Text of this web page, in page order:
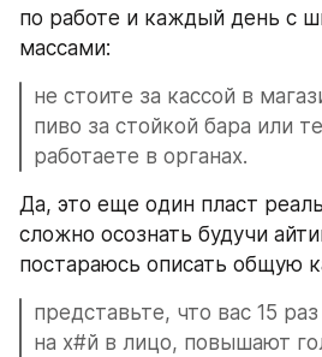
по работе и каждый день с
массами:
не стоите за кассой в
пиво за стойкой бара или
работаете в органах.
Да, это еще один пласт
сложно осознать будучи
постараюсь описать общую
представьте, что вас 15
на х#й в лицо, повышают